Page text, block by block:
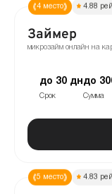
Займер
микрозайм онлайн на
до 30 дн
Срок
до
Сумма
4 место 4.88
5 место 4.83